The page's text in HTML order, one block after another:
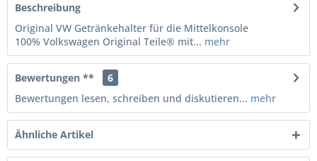
Beschreibung
Original VW Getränkehalter für die Mittelkonsole
100% Volkswagen Original Teile® mit... mehr
Bewertungen **
6
Bewertungen lesen, schreiben und diskutieren... mehr
Ähnliche Artikel